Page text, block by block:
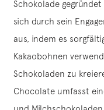
Schokolade
sich durch sein
aus, indem es
Kakaobohnen
Schokoladen zu
Chocolate umfasst